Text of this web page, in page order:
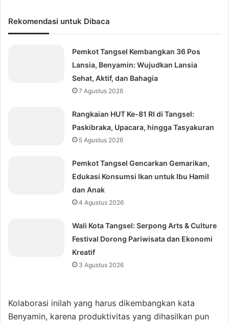
Rekomendasi untuk Dibaca
Pemkot Tangsel Kembangkan 36 Pos
Lansia, Benyamin: Wujudkan Lansia
Sehat, Aktif, dan Bahagia
7 Agustus 2026
Rangkaian HUT Ke-81 RI di Tangsel:
Paskibraka, Upacara, hingga Tasyakuran
5 Agustus 2026
Pemkot Tangsel Gencarkan Gemarikan,
Edukasi Konsumsi Ikan untuk Ibu Hamil
dan Anak
4 Agustus 2026
Wali Kota Tangsel: Serpong Arts & Culture
Festival Dorong Pariwisata dan Ekonomi
Kreatif
3 Agustus 2026
Kolaborasi inilah yang harus dikembangkan kata
Benyamin, karena produktivitas yang dihasilkan pun